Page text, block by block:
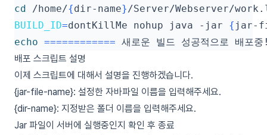
cd /home/{dir-name} /Server/Webserver/
BUILD_ID=dontKillMe nohup java -jar { jar-
echo ============ 새로운 빌드 성공적으로 배
배포 스크립트 설명
이제 스크립트에 대해서 설명을 진행하겠습니다.
{jar-file-name}: 설정한 자바파일 이름을 입력해주세요.
{dir-name}: 지정받은 폴더 이름을 입력해주세요.
Jar 파일이 서버에 실행중인지 확인 후 종료